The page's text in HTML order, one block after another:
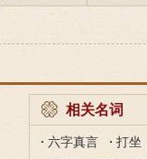
相关名词
六字真言 打坐